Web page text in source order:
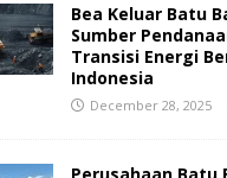
Bea Keluar Batu
Sumber
Transisi Energi
Indonesia
December 28, 2025
Perusahaan Batu